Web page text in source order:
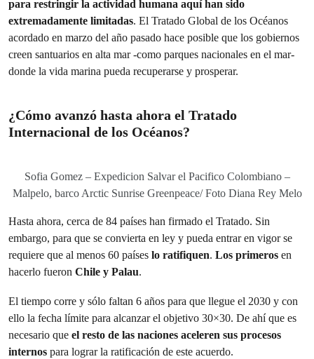
para restringir la actividad humana aquí han sido
extremadamente limitadas. El Tratado Global de los Océanos
acordado en marzo del año pasado hace posible que los gobiernos
creen santuarios en alta mar -como parques nacionales en el mar-
donde la vida marina pueda recuperarse y prosperar.
¿Cómo avanzó hasta ahora el Tratado
Internacional de los Océanos?
Sofia Gomez – Expedicion Salvar el Pacifico Colombiano –
Malpelo, barco Arctic Sunrise Greenpeace/ Foto Diana Rey Melo
Hasta ahora, cerca de 84 países han firmado el Tratado. Sin
embargo, para que se convierta en ley y pueda entrar en vigor se
requiere que al menos 60 países lo ratifiquen. Los primeros en
hacerlo fueron Chile y Palau.
El tiempo corre y sólo faltan 6 años para que llegue el 2030 y con
ello la fecha límite para alcanzar el objetivo 30×30. De ahí que es
necesario que el resto de las naciones aceleren sus procesos
internos para lograr la ratificación de este acuerdo.